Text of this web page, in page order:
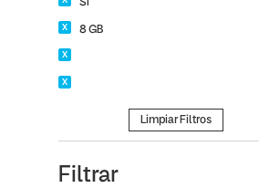
SI
8 GB
Limpiar Filtros
Filtrar